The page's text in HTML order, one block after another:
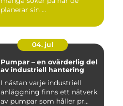
planerar sin ...
04. jul
Pumpar – en ovärderlig del
av industriell hantering
I nästan varje industriell
anläggning finns ett nätverk
av pumpar som håller pr...